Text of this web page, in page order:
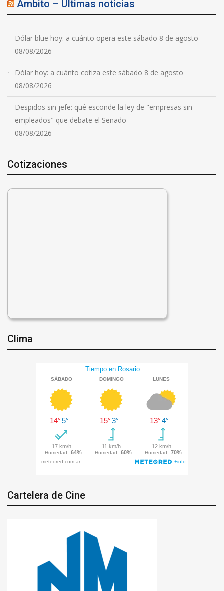
Ambito – Ultimas noticias
Dólar blue hoy: a cuánto opera este sábado 8 de agosto
08/08/2026
Dólar hoy: a cuánto cotiza este sábado 8 de agosto
08/08/2026
Despidos sin jefe: qué esconde la ley de "empresas sin
empleados" que debate el Senado
08/08/2026
Cotizaciones
Clima
Cartelera de Cine